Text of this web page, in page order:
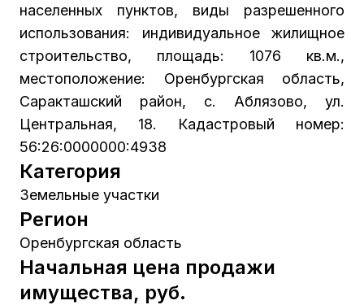
населенных пунктов, виды разрешенного
использования: индивидуальное жилищное
строительство, площадь: 1076 кв.м.,
местоположение: Оренбургская область,
Саракташский район, с. Аблязово, ул.
Центральная, 18. Кадастровый номер:
56:26:0000000:4938
Категория
Земельные участки
Регион
Оренбургская область
Начальная цена продажи
имущества, руб.